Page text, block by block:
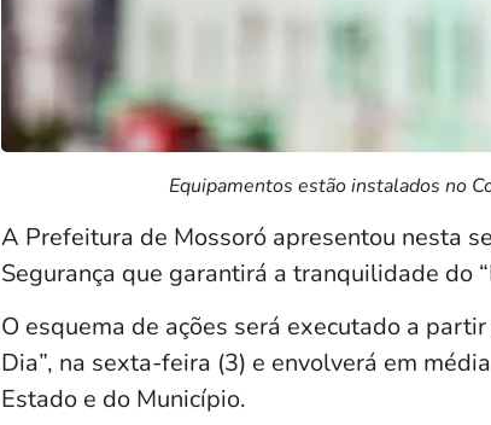
Equipamentos estão instalados no
A Prefeitura de Mossoró apresentou nesta
Segurança que garantirá a tranquilidade do
O esquema de ações será executado a
Dia”, na sexta-feira (3) e envolverá em
Estado e do Município.